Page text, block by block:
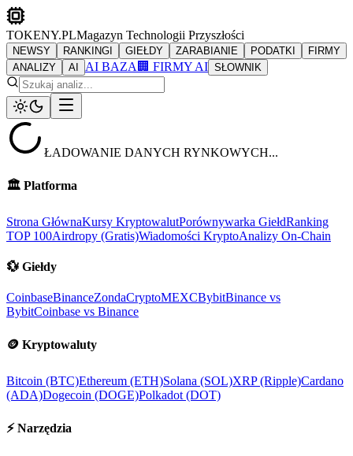
TOKENY.PLMagazyn Technologii Przyszłości
NEWSY RANKINGI GIEŁDY ZARABIANIE PODATKI
FIRMY
ANALIZY
AI AI BAZA 🏢 FIRMY AI SŁOWNIK
ŁADOWANIE DANYCH RYNKOWYCH...
🏛️ Platforma
Strona GłównaKursy KryptowalutPorównywarka GiełdRanking
TOP 100Airdropy (Gratis)Wiadomości KryptoAnalizy On-Chain
💱 Giełdy
CoinbaseBinanceZondaCryptoMEXCBybitBinance vs
BybitCoinbase vs Binance
🪙 Kryptowaluty
Bitcoin (BTC)Ethereum (ETH)Solana (SOL)XRP (Ripple)Cardano
(ADA)Dogecoin (DOGE)Polkadot (DOT)
⚡ Narzędzia